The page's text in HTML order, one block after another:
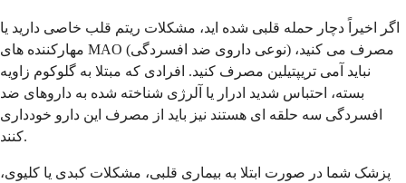
اگر اخیراً دچار حمله قلبی شده اید، مشکلات ریتم قلب خاصی دارید یا
مهارکننده های MAO (نوعی داروی ضد افسردگی) مصرف می کنید،
نباید آمی تریپتیلین مصرف کنید. افرادی که مبتلا به گلوکوم زاویه
بسته، احتباس شدید ادرار یا آلرژی شناخته شده به داروهای ضد
افسردگی سه حلقه ای هستند نیز باید از مصرف این دارو خودداری
کنند.
پزشک شما در صورت ابتلا به بیماری قلبی، مشکلات کبدی یا کلیوی،